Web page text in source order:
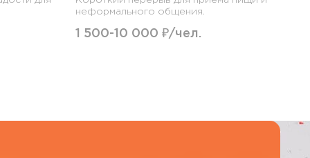
неформального общения.
1 500-10 000 ₽/чел.